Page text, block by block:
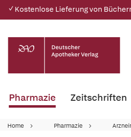
✓ Kostenlose Lieferung von
Pharmazie Zeitschriften
Home Pharmazie